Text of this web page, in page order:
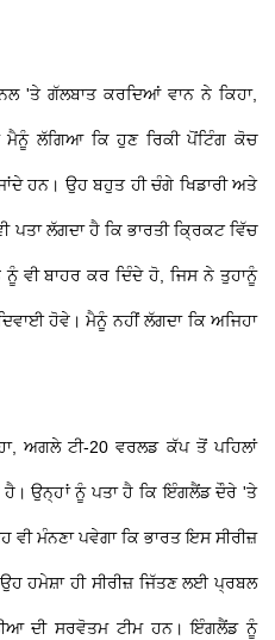
'ਤੇ ਗੱਲਬਾਤ ਕਰਦਿਆਂ ਵਾਨ ਨੇ ਕਿਹਾ,
ਮੈਨੂੰ ਲੱਗਿਆ ਕਿ ਹੁਣ ਰਿਕੀ ਪੋਂਟਿੰਗ ਕੋਚ
ਹਨ। ਉਹ ਬਹੁਤ ਹੀ ਚੰਗੇ ਖਿਡਾਰੀ ਅਤੇ
ਲੱਗਦਾ ਹੈ ਕਿ ਭਾਰਤੀ ਕ੍ਰਿਕਟ ਵਿੱਚ
ਵੀ ਬਾਹਰ ਕਰ ਦਿੰਦੇ ਹੋ, ਜਿਸ ਨੇ ਤੁਹਾਨੂੰ
ਹੋਵੇ। ਮੈਨੂੰ ਨਹੀਂ ਲੱਗਦਾ ਕਿ ਅਜਿਹਾ
ਅਗਲੇ ਟੀ-20 ਵਰਲਡ ਕੱਪ ਤੋਂ ਪਹਿਲਾਂ
ਉਨ੍ਹਾਂ ਨੂੰ ਪਤਾ ਹੈ ਕਿ ਇੰਗਲੈਂਡ ਦੌਰੇ 'ਤੇ
ਮੰਨਣਾ ਪਵੇਗਾ ਕਿ ਭਾਰਤ ਇਸ ਸੀਰੀਜ਼
ਹਮੇਸ਼ਾ ਹੀ ਸੀਰੀਜ਼ ਜਿੱਤਣ ਲਈ ਪ੍ਰਬਲ
ਦੀ ਸਰਵੋਤਮ ਟੀਮ ਹਨ। ਇੰਗਲੈਂਡ ਨੂੰ